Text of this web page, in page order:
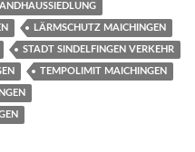
LÄRMSCHUTZ MAICHINGEN
STADT SINDELFINGEN VERKEHR
TEMPOLIMIT MAICHINGEN